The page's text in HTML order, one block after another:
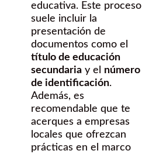
educativa. Este proceso
suele incluir la
presentación de
documentos como el
título de educación
secundaria y el número
de identificación.
Además, es
recomendable que te
acerques a empresas
locales que ofrezcan
prácticas en el marco